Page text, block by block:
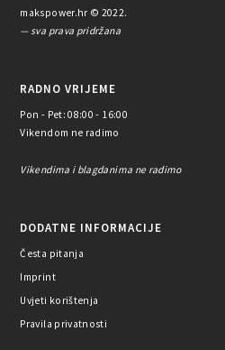
makspower.hr © 2022.
— sva prava pridržana
RADNO VRIJEME
Pon - Pet: 08:00 - 16:00
Vikendom ne radimo
Vikendima i blagdanima ne radimo
DODATNE INFORMACIJE
Česta pitanja
Imprint
Uvjeti korištenja
Pravila privatnosti